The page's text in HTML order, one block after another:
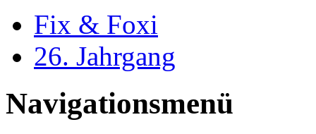
Fix & Foxi
26. Jahrgang
Navigationsmenü